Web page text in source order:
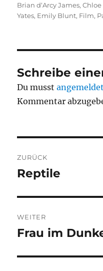
am
Brian d‘Arcy James,
Yates, Emily Blunt, Film,
Schreibe
Du musstangemeldet
Kommentar
ZURÜCK
Vorheriger
Reptile
WEITER
Nächster
Frau im